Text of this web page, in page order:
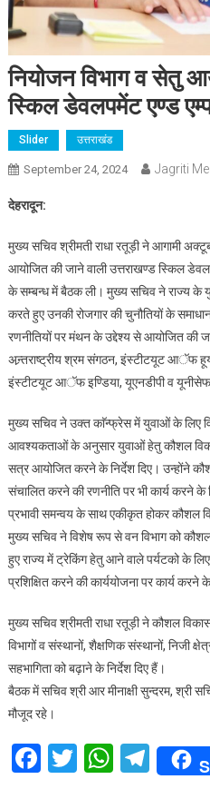
नियोजन विभाग व सेतु
स्किल डेवलपमेंट एण्ड
Slider उत्तराखंड
September 24, 2024 Jagriti
देहरादून:
मुख्य सचिव श्रीमती राधा रतूड़ी ने आगामी
आयोजित की जाने वाली उत्तराखण्ड स्किल
के सम्बन्ध में बैठक ली। मुख्य सचिव ने राज्य के
करते हुए उनकी रोजगार की चुनौतियों के
रणनीतियों पर मंथन के उद्देश्य से आयोजित की
अन्र्तराष्ट्रीय श्रम संगठन, इंस्टीटयूट आॅफ
इंस्टीटयूट आॅफ इण्डिया, यूएनडीपी व यूनीसेफ
मुख्य सचिव ने उक्त काॅन्फ्रेस में युवाओं के लिए
आवश्यकताओं के अनुसार युवाओं हेतु कौशल
सत्र आयोजित करने के निर्देश दिए। उन्होंने
संचालित करने की रणनीति पर भी कार्य करने के
प्रभावी समन्वय के साथ एकीकृत होकर कौशल
मुख्य सचिव ने विशेष रूप से वन विभाग को कौशल
हुए राज्य में ट्रेकिंग हेतु आने वाले पर्यटको के
प्रशिक्षित करने की कार्ययोजना पर कार्य करने
मुख्य सचिव श्रीमती राधा रतूड़ी ने कौशल
विभागों व संस्थानों, शैक्षणिक संस्थानों, निजी
सहभागिता को बढ़ाने के निर्देश दिए हैं।
बैठक में सचिव श्री आर मीनाक्षी सुन्दरम, श्री
मौजूद रहे।
Facebook
Twitter